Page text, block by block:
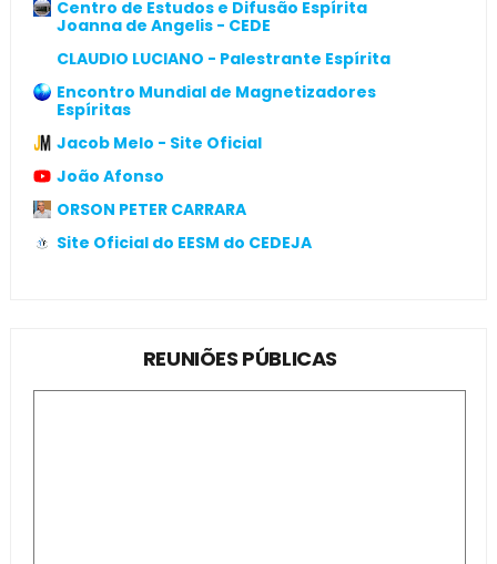
Centro de Estudos e Difusão Espírita
Joanna de Angelis - CEDE
CLAUDIO LUCIANO - Palestrante Espírita
Encontro Mundial de Magnetizadores
Espíritas
Jacob Melo - Site Oficial
João Afonso
ORSON PETER CARRARA
Site Oficial do EESM do CEDEJA
REUNIÕES PÚBLICAS